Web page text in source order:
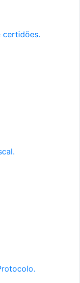
certidões.